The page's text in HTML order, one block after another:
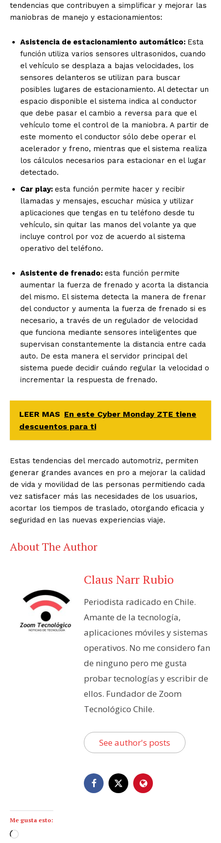
tendencias que contribuyen a simplificar y mejorar las
maniobras de manejo y estacionamientos:
Asistencia de estacionamiento automático: Esta
función utiliza varios sensores ultrasonidos, cuando
el vehículo se desplaza a bajas velocidades, los
sensores delanteros se utilizan para buscar
posibles lugares de estacionamiento. Al detectar un
espacio disponible el sistema indica al conductor
que debe pasar el cambio a reversa para que el
vehículo tome el control de la maniobra. A partir de
este momento el conductor sólo debe operar el
acelerador y freno, mientras que el sistema realiza
los cálculos necesarios para estacionar en el lugar
detectado.
Car play: esta función permite hacer y recibir
llamadas y mensajes, escuchar música y utilizar
aplicaciones que tengas en tu teléfono desde tu
vehículo, sin quitar las manos del volante ya que
incluye control por voz de acuerdo al sistema
operativo del teléfono.
Asistente de frenado: esta función permite
aumentar la fuerza de frenado y acorta la distancia
del mismo. El sistema detecta la manera de frenar
del conductor y aumenta la fuerza de frenado si es
necesario, a través de un regulador de velocidad
que funciona mediante sensores inteligentes que
supervisan constantemente la distancia entre cada
auto. De esta manera el servidor principal del
sistema puede decidir cuándo regular la velocidad o
incrementar la respuesta de frenado.
LEER MAS En este Cyber Monday ZTE tiene
descuentos para ti
Estas tendencias del mercado automotriz, permiten
generar grandes avances en pro a mejorar la calidad
de vida y movilidad de las personas permitiendo cada
vez satisfacer más las necesidades de los usuarios,
acortar los tiempos de traslado, otorgando eficacia y
seguridad en las nuevas experiencias viaje.
About The Author
Claus Narr Rubio
Periodista radicado en Chile.
Amante de la tecnología,
aplicaciones móviles y sistemas
operativos. No me considero fan
de ninguno pero me gusta
probar tecnologías y escribir de
ellos. Fundador de Zoom
Tecnológico Chile.
See author's posts
Me gusta esto:
C